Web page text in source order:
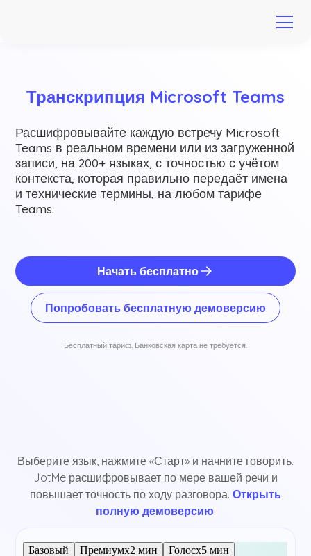
Транскрипция Microsoft Teams
Расшифровывайте каждую встречу Microsoft
Teams в реальном времени или из загруженной
записи, на 200+ языках, с точностью с учётом
контекста, которая правильно передаёт имена
и технические термины, на любом тарифе
Teams.
Начать бесплатно
Попробовать бесплатную демоверсию
Бесплатный тариф. Банковская карта не требуется.
Выберите язык, нажмите «Старт» и начните говорить.
JotMe расшифровывает по мере вашей речи и
повышает точность по ходу разговора. Открыть
полную демоверсию.